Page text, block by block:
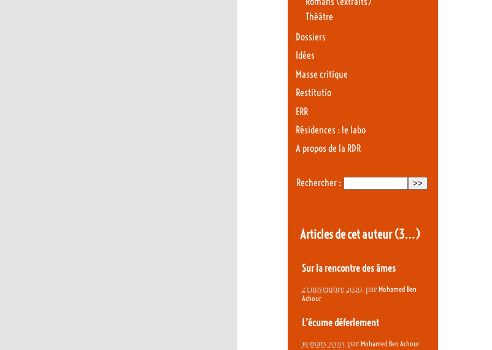
Théâtre
Dossiers
Idées
Masse critique
Restitutio
ERR
Résidences : le labo
A propos de la RDR
Rechercher :
Articles de cet auteur(3…)
Sur la rencontre des âmes
23 novembre 2020, par Mohamed Ben
Achour
L’écume déferlement
19 mars 2020, par Mohamed Ben Achour